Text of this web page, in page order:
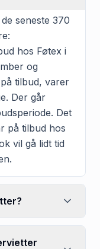
seneste 370
hos Føtex i
og
tilbud, varer
Der går
Det
på tilbud hos
vil gå lidt tid